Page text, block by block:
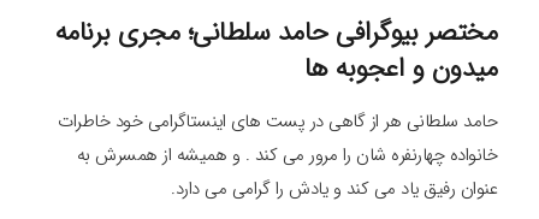
مختصر بیوگرافی حامد سلطانی؛ مجری برنامه
میدون و اعجوبه ها
حامد سلطانی هر از گاهی در پست های اینستاگرامی خود خاطرات
خانواده چهارنفره شان را مرور می کند . و همیشه از همسرش به
عنوان رفیق یاد می کند و یادش را گرامی می دارد.